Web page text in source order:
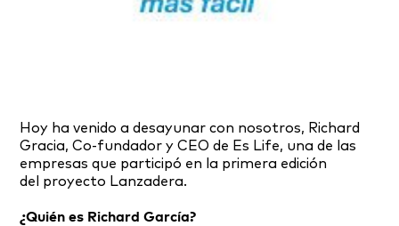
Hoy ha venido a desayunar con nosotros, Richard
Gracia, Co-fundador y CEO de Es Life, una de las
empresas que participó en la primera edición
del proyecto Lanzadera.
¿Quién es Richard García?